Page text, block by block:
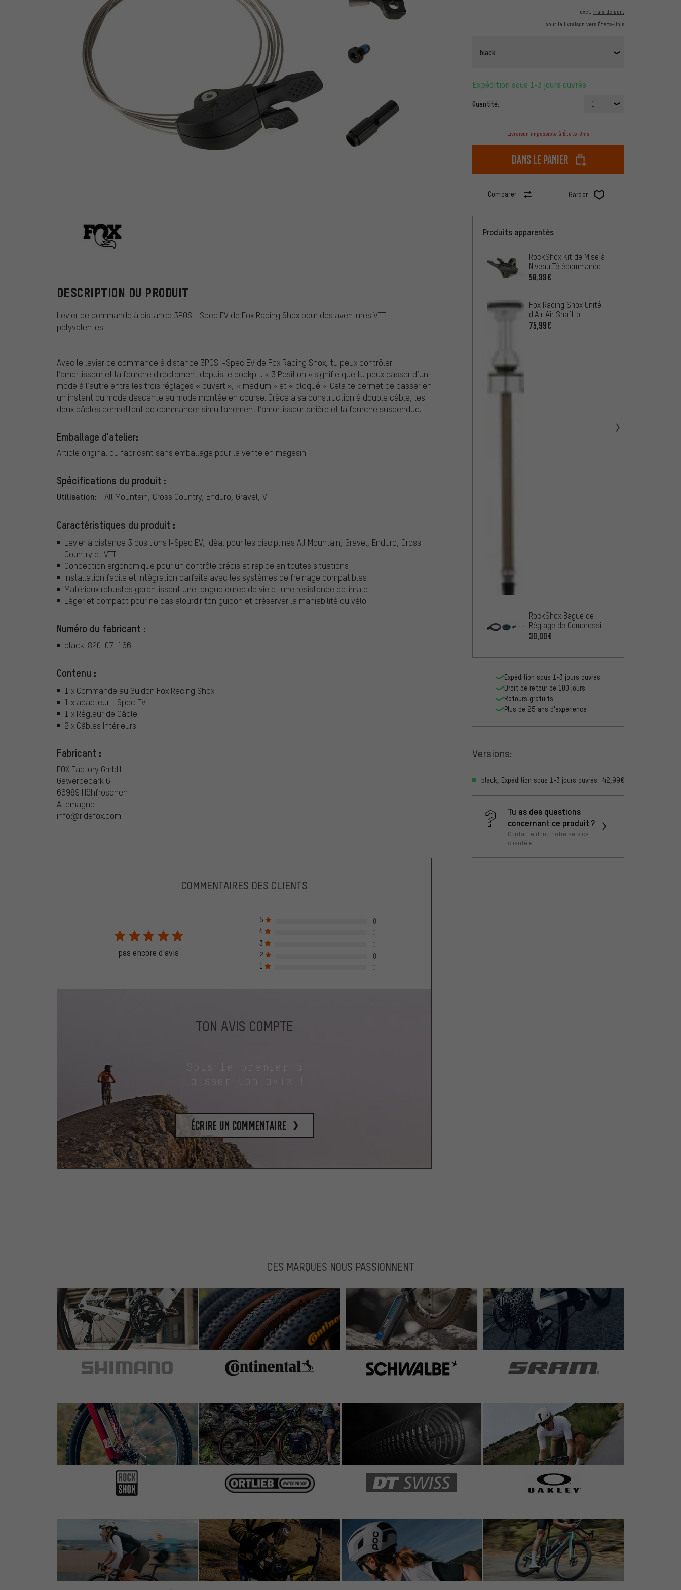
excl. frais de port
pour la livraison vers États-Unis
black
Expédition sous 1-3 jours ouvrés
Quantité: 1
Livraison impossible à États-Unis
dans le panier
Comparer Garder
DESCRIPTION DU PRODUIT
Levier de commande à distance 3POS I-Spec EV de Fox Racing Shox pour des aventures VTT
polyvalentes
Avec le levier de commande à distance 3POS I-Spec EV de Fox Racing Shox, tu peux contrôler
l’amortisseur et la fourche directement depuis le cockpit. « 3 Position » signifie que tu peux passer d’un
mode à l’autre entre les trois réglages « ouvert », « medium » et « bloqué ». Cela te permet de passer en
un instant du mode descente au mode montée en course. Grâce à sa construction à double câble, les
deux câbles permettent de commander simultanément l’amortisseur arrière et la fourche suspendue.
Emballage d'atelier:
Article original du fabricant sans emballage pour la vente en magasin.
Spécifications du produit :
Utilisation: All Mountain, Cross Country, Enduro, Gravel, VTT
Caractéristiques du produit :
Levier à distance 3 positions I-Spec EV, idéal pour les disciplines All Mountain, Gravel, Enduro, Cross
Country et VTT
Conception ergonomique pour un contrôle précis et rapide en toutes situations
Installation facile et intégration parfaite avec les systèmes de freinage compatibles
Matériaux robustes garantissant une longue durée de vie et une résistance optimale
Léger et compact pour ne pas alourdir ton guidon et préserver la maniabilité du vélo
Numéro du fabricant :
black: 820-07-166
Contenu :
1 x Commande au Guidon Fox Racing Shox
1 x adapteur I-Spec EV
1 x Régleur de Câble
2 x Câbles Intérieurs
Fabricant :
FOX Factory GmbH
Gewerbepark 6
66989 Höhfröschen
Allemagne
info@ridefox.com
Produits apparentés
RockShox Kit de Mise à
Niveau Télécommande
OneLoc Remote
50,99€
Fox Racing Shox Unité
d'Air Air Shaft p.
Fourche à Suspension
75,99€
RockShox Bague de
Réglage de Compression
pour SELECT, SID35/SID
39,99€
Expédition sous 1-3 jours ouvrés
Droit de retour de 100 jours
Retours gratuits
Plus de 25 ans d'expérience
Versions:
black, Expédition sous 1-3 jours ouvrés 42,99€
Tu as des questions
concernant ce produit ?
Contacte donc notre service
clientèle !
COMMENTAIRES DES CLIENTS
pas encore d'avis
5
0
4
0
3
0
2
0
1
0
TON AVIS COMPTE
laisser ton avis !
Écrire un commentaire
CES MARQUES NOUS PASSIONNENT